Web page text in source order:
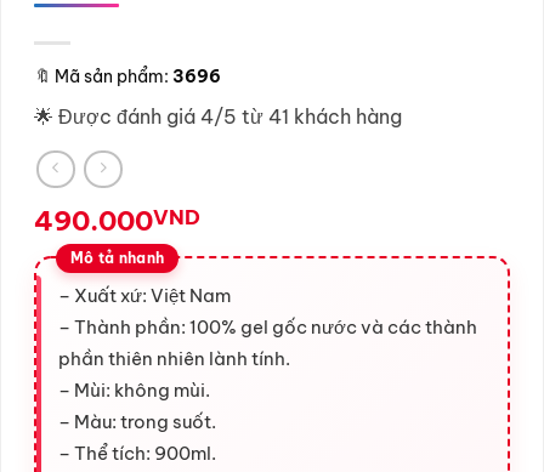
🔖 Mã sản phẩm: 3696
🌟 Được đánh giá 4/5 từ 41 khách hàng
490.000VND
– Xuất xứ: Việt Nam
– Thành phần: 100% gel gốc nước và các thành
phần thiên nhiên lành tính.
– Mùi: không mùi.
– Màu: trong suốt.
– Thể tích: 900ml.